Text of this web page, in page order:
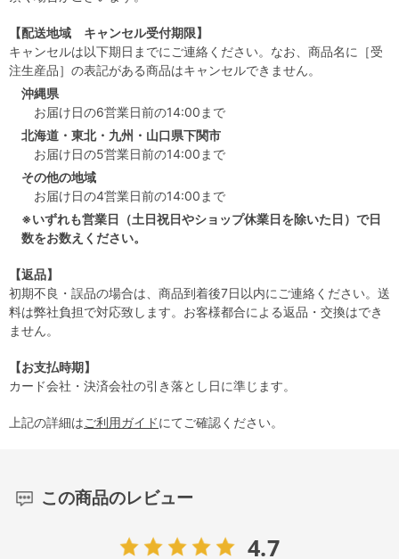
【配送地域 キャンセル受付期限】
キャンセルは以下期日までにご連絡ください。なお、商品名に［受
注生産品］の表記がある商品はキャンセルできません。
沖縄県
お届け日の6営業日前の14:00まで
北海道・東北・九州・山口県下関市
お届け日の5営業日前の14:00まで
その他の地域
お届け日の4営業日前の14:00まで
※いずれも営業日（土日祝日やショップ休業日を除いた日）で日
数をお数えください。
【返品】
初期不良・誤品の場合は、商品到着後7日以内にご連絡ください。送
料は弊社負担で対応致します。お客様都合による返品・交換はでき
ません。
【お支払時期】
カード会社・決済会社の引き落とし日に準じます。
上記の詳細はご利用ガイドにてご確認ください。
この商品のレビュー
4.7